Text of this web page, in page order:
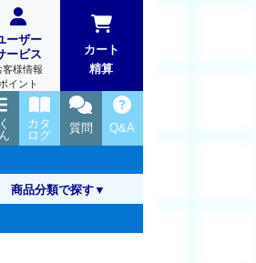
ーザー
ービス
客様情報
ポイント
カート
精算
Q&A
質問
カタ
ログ
商品分類で探す